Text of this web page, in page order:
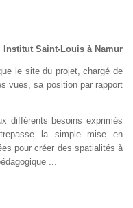
Saint-Louis à Namur
le site du projet, chargé de
vues, sa position par rapport
différents besoins exprimés
la simple mise en
pour créer des spatialités à
...